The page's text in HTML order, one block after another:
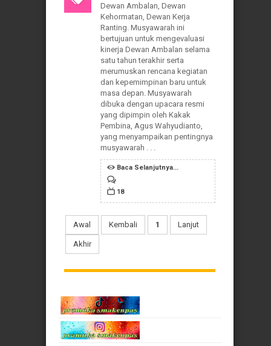
Dewan Ambalan, Dewan
Kehormatan, Dewan Kerja
Ranting. Musyawarah ini
bertujuan untuk mengevaluasi
kinerja Dewan Ambalan selama
satu tahun terakhir serta
merumuskan rencana kegiatan
dan kepemimpinan baru untuk
masa depan. Musyawarah
dibuka dengan upacara resmi
yang dipimpin oleh Kakak
Pembina, Agus Wahyudianto,
yang menyampaikan pentingnya
musyawarah . . .
Baca Selanjutnya...
18
Awal Kembali 1 Lanjut
Akhir